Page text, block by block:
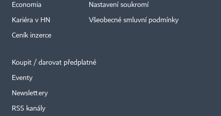
Economia
Kariéra v HN
Ceník inzerce
Nastavení soukromí
Všeobecné smluvní podmínky
Koupit / darovat předplatné
Eventy
Newslettery
RSS kanály